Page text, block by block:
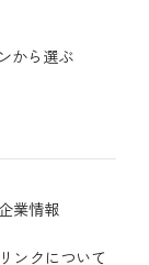
から選ぶ
業情報
リンクについて